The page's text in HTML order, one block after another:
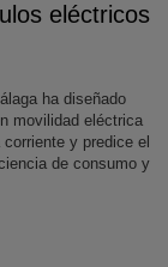
eléctricos
ha diseñado
movilidad eléctrica
y predice el
de consumo y